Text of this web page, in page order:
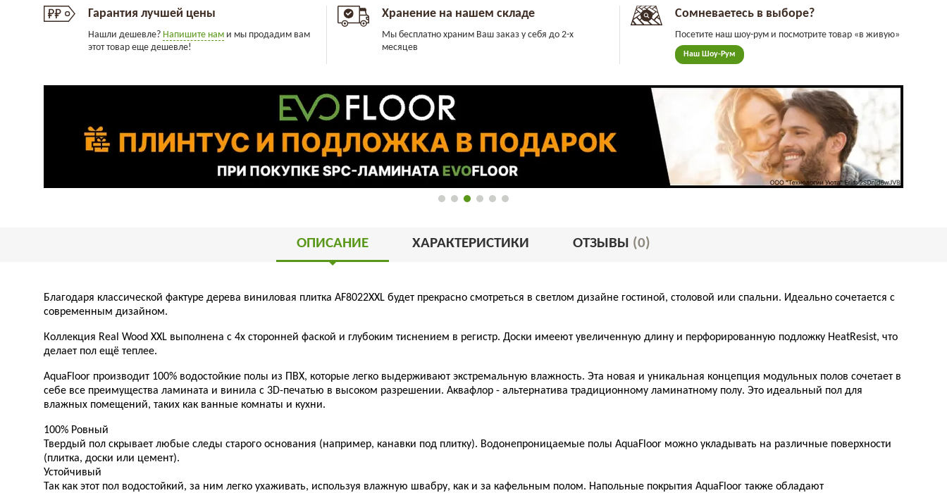
Гарантия лучшей цены
Нашли дешевле? Напишите нам и мы продадим вам
этот товар еще дешевле!
Хранение на нашем складе
Мы бесплатно храним Ваш заказ у себя до 2-х
месяцев
Сомневаетесь в выборе?
Посетите наш шоу-рум и посмотрите товар «в живую»
Наш Шоу-Рум
ОПИСАНИЕ ХАРАКТЕРИСТИКИ ОТЗЫВЫ (0)
Благодаря классической фактуре дерева виниловая плитка AF8022XXL будет прекрасно смотреться в светлом дизайне гостиной, столовой или спальни. Идеально сочетается с
современным дизайном.
Коллекция Real Wood XXL выполнена с 4х сторонней фаской и глубоким тиснением в регистр. Доски имееют увеличенную длину и перфорированную подложку HeatResist, что
делает пол ещё теплее.
AquaFloor производит 100% водостойкие полы из ПВХ, которые легко выдерживают экстремальную влажность. Эта новая и уникальная концепция модульных полов сочетает в
себе все преимущества ламината и винила с 3D-печатью в высоком разрешении. Аквафлор - альтернатива традиционному ламинатному полу. Это идеальный пол для
влажных помещений, таких как ванные комнаты и кухни.
100% Ровный
Твердый пол скрывает любые следы старого основания (например, канавки под плитку). Водонепроницаемые полы AquaFloor можно укладывать на различные поверхности
(плитка, доски или цемент).
Устойчивый
Так как этот пол водостойкий, за ним легко ухаживать, используя влажную швабру, как и за кафельным полом. Напольные покрытия AquaFloor также обладают